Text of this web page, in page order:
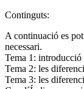
Continguts:
A continuació es
necessari.
Tema 1: introducció
Tema 2: les
Tema 3: les